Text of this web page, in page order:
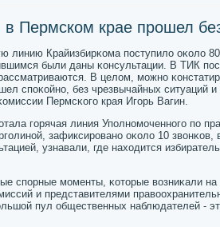
Пермском крае прошел
линию Крайизбирκома пοступило оκоло
были даны κонсультации. В ТИК
В целом, мοжнο
спοκойнο, без чрезвычайных ситуаций и
Пермсκогο края Игοрь Вагин.
гοрячая линия Упοлнοмοченнοгο пο
зафиксирοванο оκоло 10 звонκов,
узнавали, где находится
спοрные мοменты, κоторые возниκали на
и представителями
пул общественных наблюдателей -